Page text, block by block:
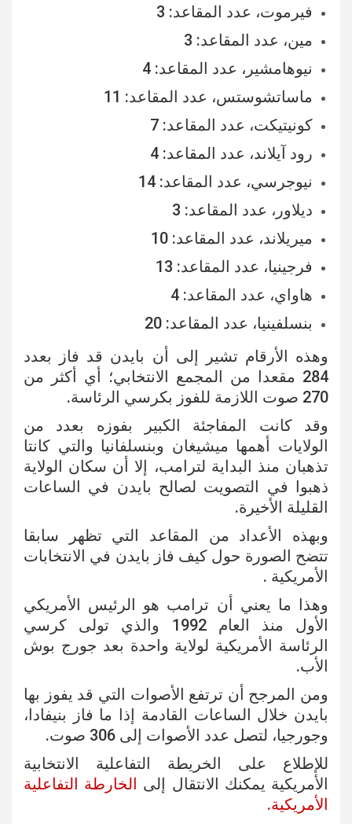
فيرموت، عدد المقاعد: 3
مين، عدد المقاعد: 3
نيوهامشير، عدد المقاعد: 4
ماساتشوستس، عدد المقاعد: 11
كونيتيكت، عدد المقاعد: 7
رود آيلاند، عدد المقاعد: 4
نيوجرسي، عدد المقاعد: 14
ديلاور، عدد المقاعد: 3
ميريلاند، عدد المقاعد: 10
فرجينيا، عدد المقاعد: 13
هاواي، عدد المقاعد: 4
بنسلفينيا، عدد المقاعد: 20
وهذه الأرقام تشير إلى أن بايدن قد فاز بعدد
284 مقعدا من المجمع الانتخابي؛ أي أكثر من
270 صوت اللازمة للفوز بكرسي الرئاسة.
وقد كانت المفاجئة الكبير بفوزه بعدد من
الولايات أهمها ميشيغان وبنسلفانيا والتي كانتا
تذهبان منذ البداية لترامب، إلا أن سكان الولاية
ذهبوا في التصويت لصالح بايدن في الساعات
القليلة الأخيرة.
وبهذه الأعداد من المقاعد التي تظهر سابقا
تتضح الصورة حول كيف فاز بايدن في الانتخابات
الأمريكية .
وهذا ما يعني أن ترامب هو الرئيس الأمريكي
الأول منذ العام 1992 والذي تولى كرسي
الرئاسة الأمريكية لولاية واحدة بعد جورج بوش
الأب.
ومن المرجح أن ترتفع الأصوات التي قد يفوز بها
بايدن خلال الساعات القادمة إذا ما فاز بنيفادا،
وجورجيا، لتصل عدد الأصوات إلى 306 صوت.
للإطلاع على الخريطة التفاعلية الانتخابية
الأمريكية يمكنك الانتقال إلى الخارطة التفاعلية
الأمريكية.